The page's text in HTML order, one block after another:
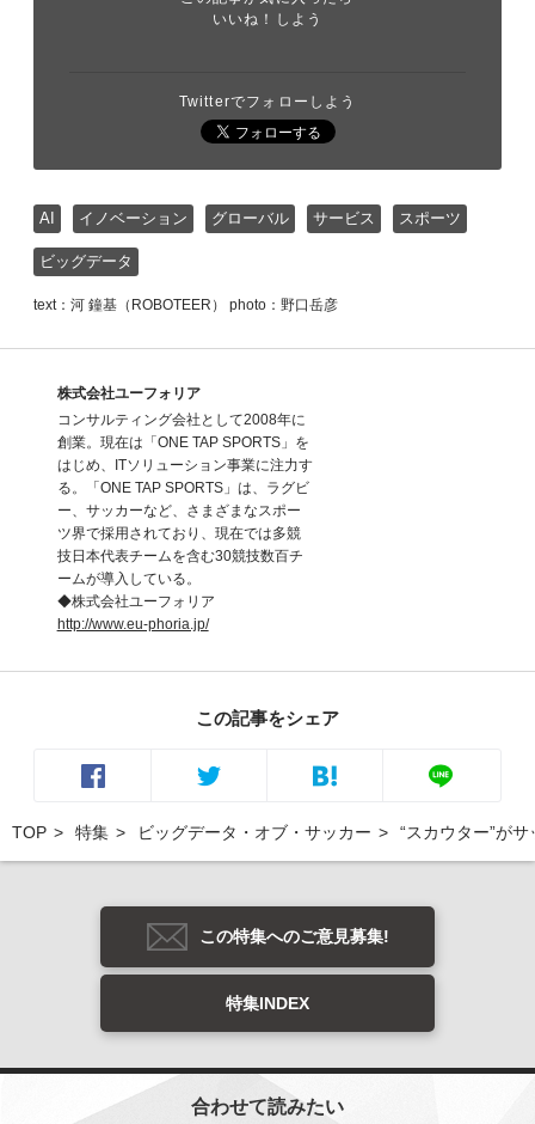
いいね！しよう
Twitterでフォローしよう
AI イノベーション グローバル サービス スポーツ
ビッグデータ
text：河 鐘基（ROBOTEER） photo：野口岳彦
株式会社ユーフォリア
コンサルティング会社として2008年に
創業。現在は「ONE TAP SPORTS」を
はじめ、ITソリューション事業に注力す
る。「ONE TAP SPORTS」は、ラグビ
ー、サッカーなど、さまざまなスポー
ツ界で採用されており、現在では多競
技日本代表チームを含む30競技数百チ
ームが導入している。
◆株式会社ユーフォリア
http://www.eu-phoria.jp/
この記事をシェア
TOP 特集 ビッグデータ・オブ・サッカー “スカウター”が
この特集へのご意見募集!
特集INDEX
合わせて読みたい